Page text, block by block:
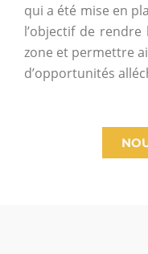
qui a été mise en
l’objectif de
zone et permettre
d’opportunités